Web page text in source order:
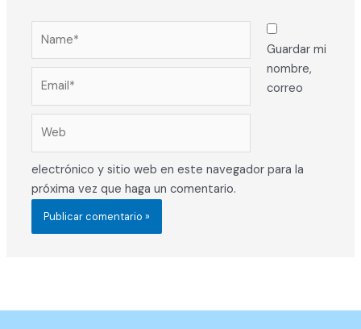
Guardar mi
nombre,
correo
electrónico y sitio web en este navegador para la
próxima vez que haga un comentario.